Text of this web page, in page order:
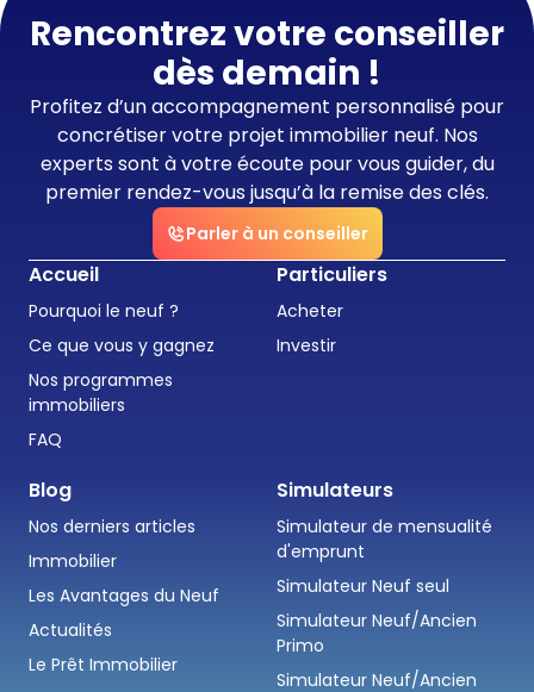
Rencontrez votre conseiller
dès demain !
Profitez d’un accompagnement personnalisé pour
concrétiser votre projet immobilier neuf. Nos
experts sont à votre écoute pour vous guider, du
premier rendez-vous jusqu’à la remise des clés.
Parler à un conseiller
Accueil
Pourquoi le neuf ?
Ce que vous y gagnez
Nos programmes
immobiliers
FAQ
Particuliers
Acheter
Investir
Blog
Nos derniers articles
Immobilier
Les Avantages du Neuf
Actualités
Le Prêt Immobilier
Simulateurs
Simulateur de mensualité
d'emprunt
Simulateur Neuf seul
Simulateur Neuf/Ancien
Primo
Simulateur Neuf/Ancien